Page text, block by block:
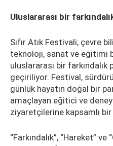
Uluslararası bir
Sıfır Atık Festivali; çevre
teknoloji, sanat ve eğitimi
uluslararası bir
geçiriliyor. Festival,
günlük hayatın doğal bir
amaçlayan eğitici ve
ziyaretçilerine kapsamlı
“Farkındalık”, “Hareket”